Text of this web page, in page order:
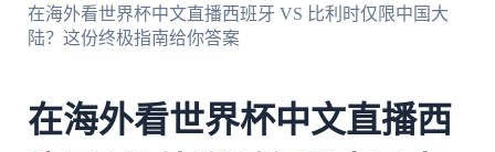
在海外看世界杯中文直播西班牙 VS 比利时仅限中国大
陆？这份终极指南给你答案
在海外看世界杯中文直播西